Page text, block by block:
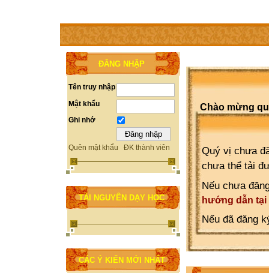
TRANG CHỦ THÀNH VIÊN TRỢ GIÚP WEBSITE
ĐĂNG NHẬP
Tên truy nhập
Mật khẩu
Ghi nhớ
Quên mật khẩu ĐK thành viên
TÀI NGUYÊN DẠY HỌC
CÁC Ý KIẾN MỚI NHẤT
Chào mừng
Quý vị chưa
chưa thể tải
Nếu chưa
hướng dẫn tại
Nếu đã đăng